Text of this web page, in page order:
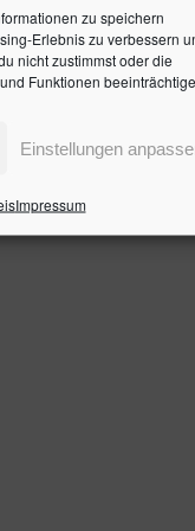
zu speichern
Erlebnis zu verbessern
nicht zustimmst oder die
Funktionen
Einstellungen
Impressum
und -
Ihr effektives